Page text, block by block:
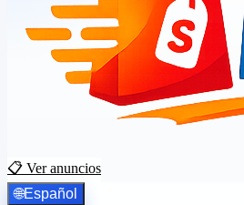
📋 Ver anuncios
🌐Español